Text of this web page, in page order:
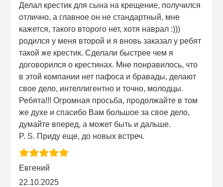
Делал крестик для сына на крещение, получился
отлично, а главное он не стандартный, мне
кажется, такого второго нет, хотя наврал :)))
родился у меня второй и я вновь заказал у ребят
такой же крестик. Сделали быстрее чем я
договорился о крестинах. Мне понравилось, что
в этой компании нет пафоса и бравады, делают
свое дело, интеллигентно и точно, молодцы.
Ребята!!! Огромная просьба, продолжайте в том
же духе и спасибо Вам большое за свое дело,
думайте вперед, а может быть и дальше.
P. S. Приду еще, до новых встреч.
Евгений
22.10.2025